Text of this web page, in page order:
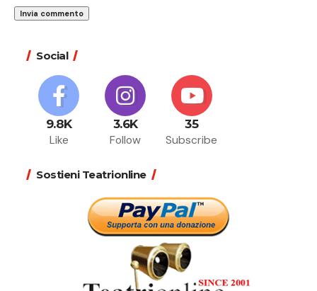
Social
9.8K
Like
3.6K
Follow
35
Subscribe
Sostieni Teatrionline